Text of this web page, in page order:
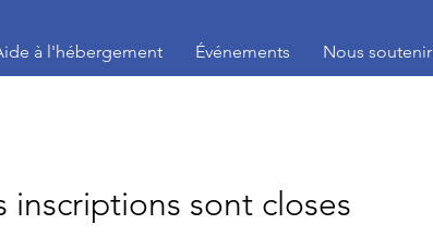
à l'hébergement Événements Nous soutenir
inscriptions sont closes